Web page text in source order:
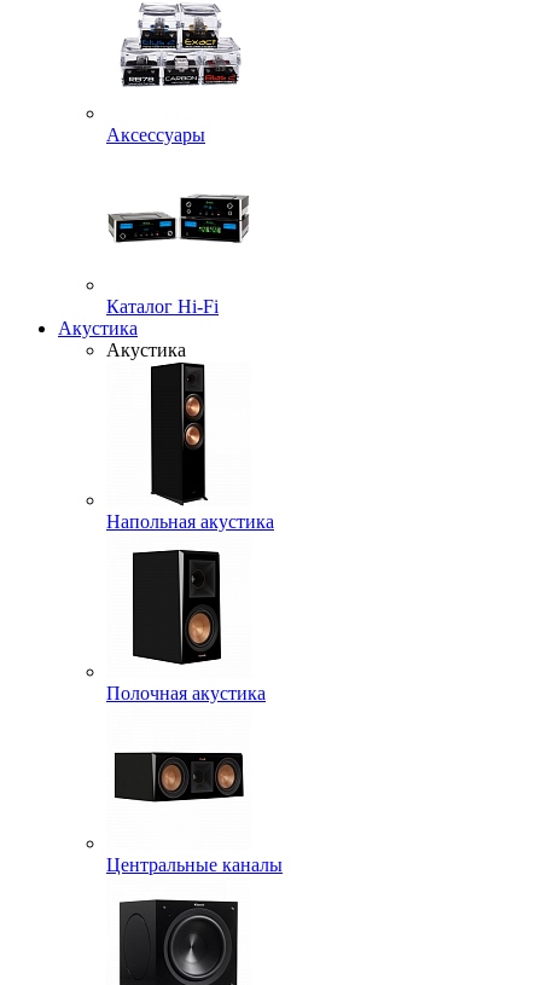
Аксессуары
Каталог Hi-Fi
Акустика
Акустика
Напольная акустика
Полочная акустика
Центральные каналы